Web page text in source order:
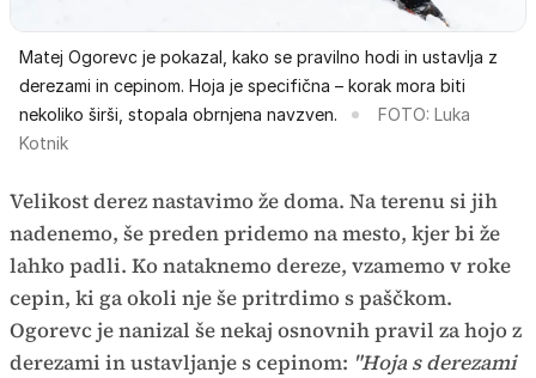
Matej Ogorevc je pokazal, kako se pravilno hodi in ustavlja z
derezami in cepinom. Hoja je specifična – korak mora biti
nekoliko širši, stopala obrnjena navzven.
FOTO: Luka
Kotnik
Velikost derez nastavimo že doma. Na terenu si jih
nadenemo, še preden pridemo na mesto, kjer bi že
lahko padli. Ko nataknemo dereze, vzamemo v roke
cepin, ki ga okoli nje še pritrdimo s paščkom.
Ogorevc je nanizal še nekaj osnovnih pravil za hojo z
derezami in ustavljanje s cepinom: "Hoja s derezami